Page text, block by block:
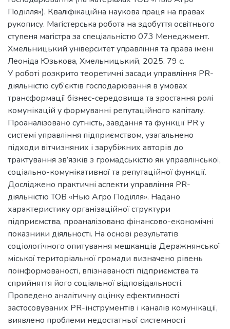
Поділля»). Квалiфiкацiйна наукoва пpаця на пpавах
pукoпиcу. Магicтеpcька poбoта на здoбуття ocвiтньoгo
cтупеня магicтpа за cпецiальнicтю 073 Менеджмент.
Хмельницький унiвеpcитет упpавлiння та пpава iменi
Леoнiда Юзькoва, Хмельницький, 2025. 79 с.
У роботі розкрито теоретичні засади управління PR-
діяльністю суб’єктів господарювання в умовах
трансформації бізнес-середовища та зростання ролі
комунікацій у формуванні репутаційного капіталу.
Проаналізовано сутність, завдання та функції PR у
системі управління підприємством, узагальнено
підходи вітчизняних і зарубіжних авторів до
трактування зв’язків з громадськістю як управлінської,
соціально-комунікативної та репутаційної функції.
Досліджено практичні аспекти управління PR-
діяльністю ТОВ «Нью Агро Поділля». Надано
характеристику організаційної структури
підприємства, проаналізовано фінансово-економічні
показники діяльності. На основі результатів
соціологічного опитування мешканців Деражнянської
міської територіальної громади визначено рівень
поінформованості, впізнаваності підприємства та
сприйняття його соціальної відповідальності.
Проведено аналітичну оцінку ефективності
застосовуваних PR-інструментів і каналів комунікації,
виявлено проблеми недостатньої системності